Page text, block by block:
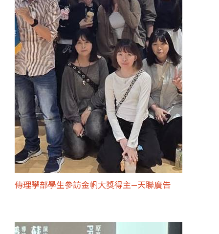
傳理學部學生參訪金帆大獎得主—天聯廣告